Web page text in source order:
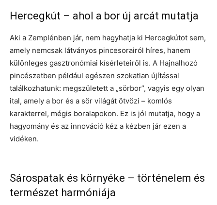
Hercegkút – ahol a bor új arcát mutatja
Aki a Zemplénben jár, nem hagyhatja ki Hercegkútot sem,
amely nemcsak látványos pincesorairól híres, hanem
különleges gasztronómiai kísérleteiről is. A Hajnalhozó
pincészetben például egészen szokatlan újítással
találkozhatunk: megszületett a „sörbor”, vagyis egy olyan
ital, amely a bor és a sör világát ötvözi – komlós
karakterrel, mégis boralapokon. Ez is jól mutatja, hogy a
hagyomány és az innováció kéz a kézben jár ezen a
vidéken.
Sárospatak és környéke – történelem és
természet harmóniája